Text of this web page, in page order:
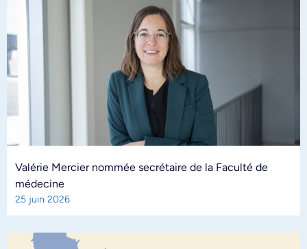
Valérie Mercier nommée secrétaire de la Faculté de
médecine
25 juin 2026